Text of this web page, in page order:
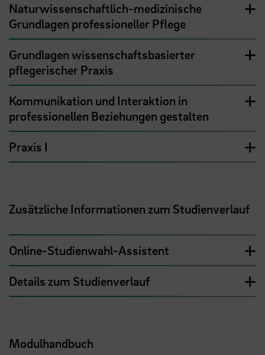
Naturwissenschaftlich-medizinische
Grundlagen professioneller Pflege
Grundlagen wissenschaftsbasierter
pflegerischer Praxis
Kommunikation und Interaktion in
professionellen Beziehungen gestalten
Praxis I
Zusätzliche Informationen zum Studienverlauf
Online-Studienwahl-Assistent
Details zum Studienverlauf
Modulhandbuch